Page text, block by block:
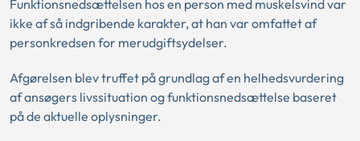
Funktionsnedsættelsen hos en person med muskelsvind var
ikke af så indgribende karakter, at han var omfattet af
personkredsen for merudgiftsydelser.
Afgørelsen blev truffet på grundlag af en helhedsvurdering
af ansøgers livssituation og funktionsnedsættelse baseret
på de aktuelle oplysninger.